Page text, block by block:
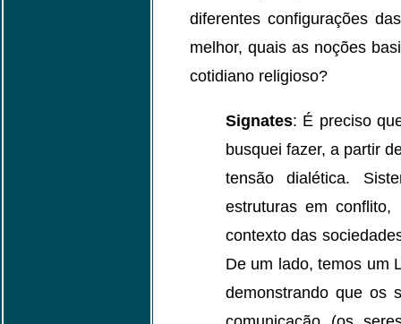
diferentes configurações
melhor, quais as noções
cotidiano religioso?
Signates: É preciso
busquei fazer, a partir
tensão dialética.
estruturas em conflito,
contexto das
De um lado, temos um
demonstrando que os